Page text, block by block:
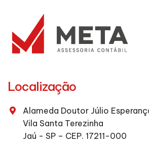
Localização
Alameda Doutor Júlio
Vila Santa Terezinha
Jaú - SP – CEP. 17211-000